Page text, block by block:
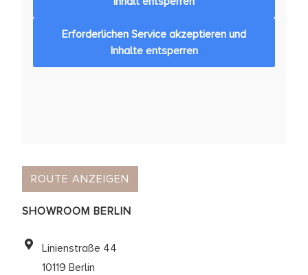
Erforderlichen Service akzeptieren und
Inhalte entsperren
ROUTE ANZEIGEN
SHOWROOM BERLIN
Linienstraße 44
10119 Berlin